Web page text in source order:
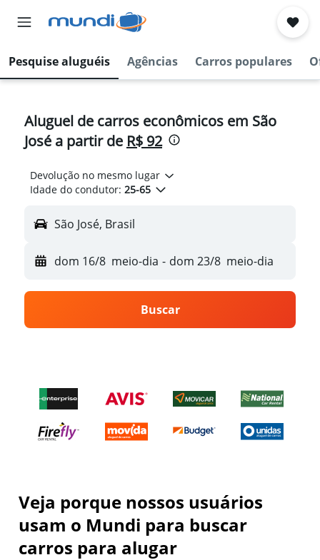
Pesquise aluguéis Agências Carros populares
Aluguel de carros econômicos em São
José a partir de R$ 92
Devolução no mesmo lugar
Idade do condutor: 25-65
São José, Brasil
dom 16/8 meio-dia - dom 23/8 meio-dia
Buscar
Veja porque nossos usuários
usam o Mundi para buscar
carros para alugar